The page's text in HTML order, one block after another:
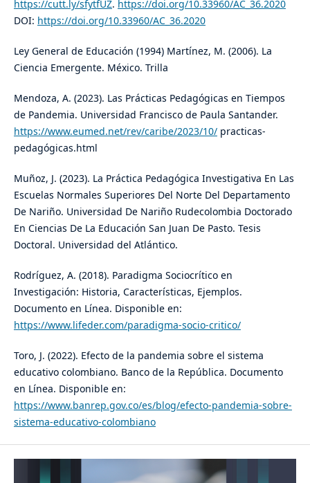
https://cutt.ly/sfytfUZ. https://doi.org/10.33960/AC_36.2020
DOI: https://doi.org/10.33960/AC_36.2020
Ley General de Educación (1994) Martínez, M. (2006). La
Ciencia Emergente. México. Trilla
Mendoza, A. (2023). Las Prácticas Pedagógicas en Tiempos
de Pandemia. Universidad Francisco de Paula Santander.
https://www.eumed.net/rev/caribe/2023/10/practicas-
pedagógicas.html
Muñoz, J. (2023). La Práctica Pedagógica Investigativa En Las
Escuelas Normales Superiores Del Norte Del Departamento
De Nariño. Universidad De Nariño Rudecolombia Doctorado
En Ciencias De La Educación San Juan De Pasto. Tesis
Doctoral. Universidad del Atlántico.
Rodríguez, A. (2018). Paradigma Sociocrítico en
Investigación: Historia, Características, Ejemplos.
Documento en Línea. Disponible en:
https://www.lifeder.com/paradigma-socio-critico/
Toro, J. (2022). Efecto de la pandemia sobre el sistema
educativo colombiano. Banco de la República. Documento
en Línea. Disponible en:
https://www.banrep.gov.co/es/blog/efecto-pandemia-sobre-
sistema-educativo-colombiano